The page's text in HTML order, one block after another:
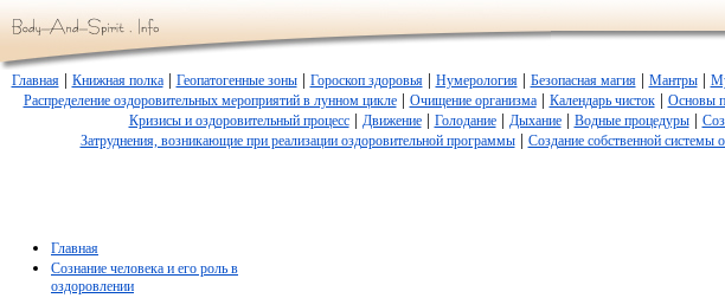
Главная| Книжная полка| Геопатогенные зоны| Гороскоп здоровья| Нумерология| Безопасная магия| Мантры|
Распределение оздоровительных мероприятий в лунном цикле| Очищение организма| Календарь чисток| Основы
Кризисы и оздоровительный процесс| Движение| Голодание| Дыхание| Водные процедуры|
Затруднения, возникающие при реализации оздоровительной программы| Создание собственной системы
Главная
Сознание человека и его роль в
оздоровлении